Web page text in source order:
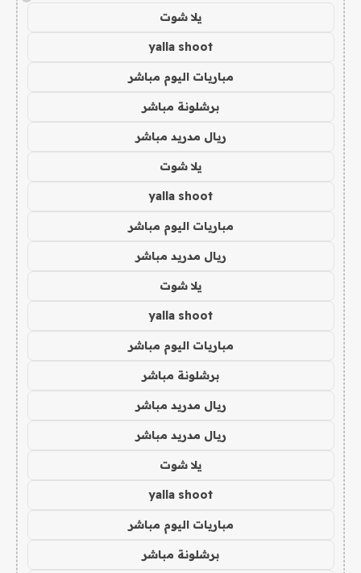
يلا شوت
yalla shoot
مباريات اليوم مباشر
برشلونة مباشر
ريال مدريد مباشر
يلا شوت
yalla shoot
مباريات اليوم مباشر
ريال مدريد مباشر
يلا شوت
yalla shoot
مباريات اليوم مباشر
برشلونة مباشر
ريال مدريد مباشر
ريال مدريد مباشر
يلا شوت
yalla shoot
مباريات اليوم مباشر
برشلونة مباشر